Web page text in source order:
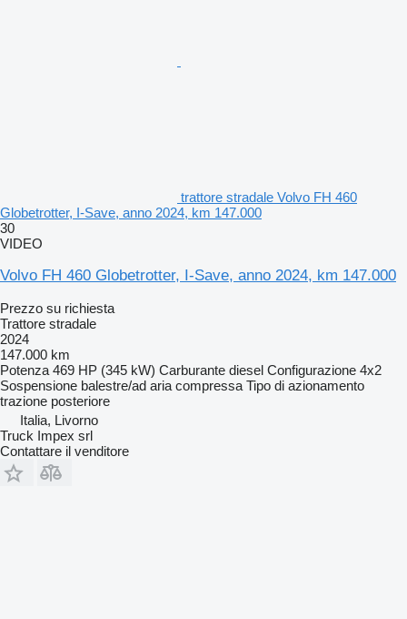
trattore stradale Volvo FH 460
Globetrotter, I-Save, anno 2024, km 147.000
30
VIDEO
Volvo FH 460 Globetrotter, I-Save, anno 2024, km 147.000
Prezzo su richiesta
Trattore stradale
2024
147.000 km
Potenza 469 HP (345 kW) Carburante diesel Configurazione 4x2
Sospensione balestre/ad aria compressa Tipo di azionamento
trazione posteriore
Italia, Livorno
Truck Impex srl
Contattare il venditore